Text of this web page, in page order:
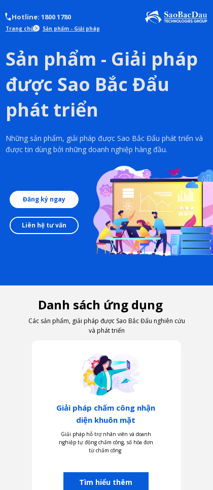
Sản phẩm - Giải pháp
được Sao Bắc Đẩu
phát triển
Đăng ký ngay
Hotline: 1800 1780
Trang chủ Sản phẩm - Giải pháp
Liên hệ tư vấn
Những sản phẩm, giải pháp được Sao Bắc Đẩu phát triển và
được tin dùng bởi những doanh nghiệp hàng đầu.
Giải pháp chấm công nhận
diện khuôn mặt
Giải pháp hỗ trợ nhân viên và doanh
nghiệp tự động chấm công, số hóa đơn
từ chấm công
Tìm hiểu thêm
Danh sách ứng dụng
Các sản phẩm, giải pháp được Sao Bắc Đẩu nghiên cứu
và phát triển